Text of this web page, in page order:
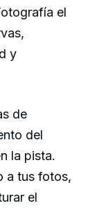
el
y
de
del
la pista.
a tus fotos,
el